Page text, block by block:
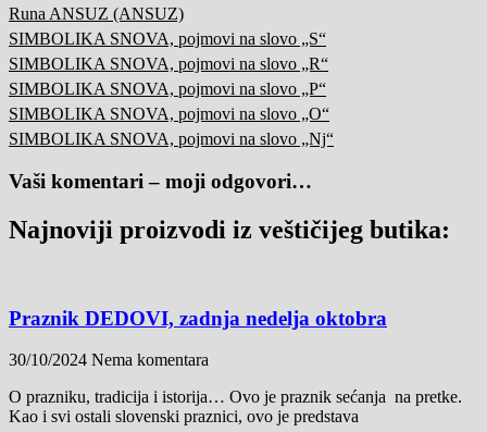
Runa ANSUZ (ANSUZ)
SIMBOLIKA SNOVA, pojmovi na slovo „S“
SIMBOLIKA SNOVA, pojmovi na slovo „R“
SIMBOLIKA SNOVA, pojmovi na slovo „P“
SIMBOLIKA SNOVA, pojmovi na slovo „O“
SIMBOLIKA SNOVA, pojmovi na slovo „Nj“
Vaši komentari – moji odgovori…
Najnoviji proizvodi iz veštičijeg butika:
Praznik DEDOVI, zadnja nedelja oktobra
30/10/2024 Nema komentara
O prazniku, tradicija i istorija… Ovo je praznik sećanja na pretke.
Kao i svi ostali slovenski praznici, ovo je predstava